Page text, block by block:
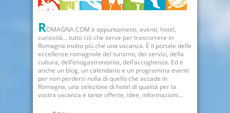
ROMAGNA.COM è appuntamenti, eventi, hotel,
curiosità… tutto ciò che serve per trascorrere in
Romagna molto più che una vacanza. È il portale delle
eccellenze romagnole del turismo, dei servizi, della
cultura, dell’enogastronomia, dell’accoglienza. Ed è
anche un blog, un calendario e un programma eventi
per non perdersi nulla di quello che accade in
Romagna, una selezione di hotel di qualità per la
vostra vacanza e tante offerte, idee, informazioni…